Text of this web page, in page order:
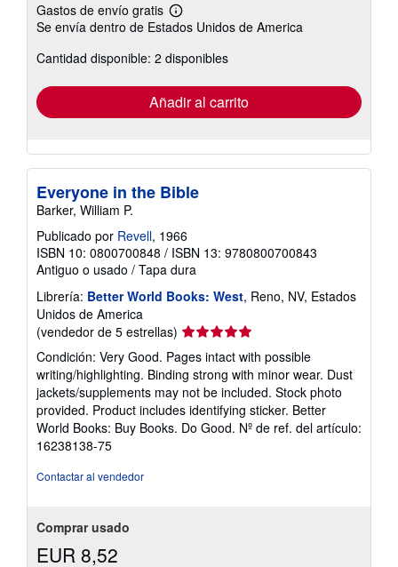
Gastos de envío gratis
Más
información
las
tarifas
envío
Se envía dentro de Estados Unidos de America
Cantidad disponible: 2 disponibles
Añadir al carrito
Everyone in the Bible
Barker, William P.
Publicado por Revell, 1966
ISBN 10: 0800700848 / ISBN 13: 9780800700843
Antiguo o usado / Tapa dura
Librería: Better World Books: West, Reno, NV, Estados
Unidos de America
(vendedor de 5 estrellas) Calificación
vendedor:
5
de
5
estrellas
Condición: Very Good. Pages intact with possible
writing/highlighting. Binding strong with minor wear. Dust
jackets/supplements may not be included. Stock photo
provided. Product includes identifying sticker. Better
World Books: Buy Books. Do Good. Nº de ref. del artículo:
16238138-75
Contactar al vendedor
Comprar usado
EUR 8,52